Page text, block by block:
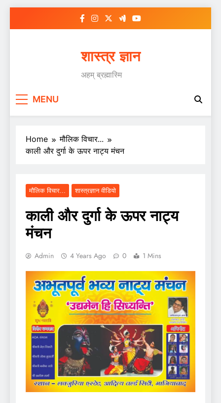
शास्त्र ज्ञान
अहम् ब्रह्मास्मि
MENU
Home
मौलिक विचार...
काली और दुर्गा के ऊपर नाट्य मंचन
मौलिक विचार... शास्त्रज्ञान वीडियो
काली और दुर्गा के ऊपर नाट्य
मंचन
Admin 4 Years Ago 0 1 Mins